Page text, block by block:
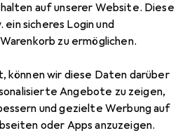
auf unserer Website. Diese
ein sicheres Login und
zu ermöglichen.
können wir diese Daten darüber
Angebote zu zeigen,
und gezielte Werbung auf
oder Apps anzuzeigen.
Kabellos
PHENIX
Tastatur
Pudding